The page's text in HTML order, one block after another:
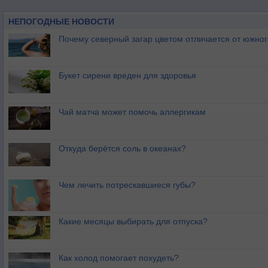
НЕПОГОДНЫЕ НОВОСТИ
Почему северный загар цветом отличается от
Букет сирени вреден для здоровья
Чай матча может помочь аллергикам
Откуда берётся соль в океанах?
Чем лечить потрескавшиеся губы?
Какие месяцы выбирать для отпуска?
Как холод помогает похудеть?